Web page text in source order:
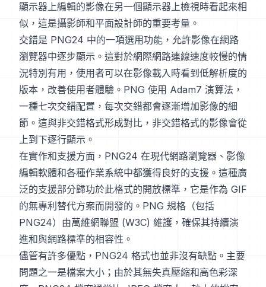
顯示器上編輯的影像在另一個顯示器上檢視時看起來相
似，這是攝影師和平面設計師的重要考量。
交錯是 PNG24 中的一項選用功能，允許影像在網路
瀏覽器中逐步顯示。這對於網際網路連線速度較慢的情
況特別有用，使用者可以在影像載入時看到低解析度的
版本，改善使用者體驗。PNG 使用 Adam7 演算法，
一種七次交錯配置，每次交錯都會逐漸增加影像的細
節。這與非交錯格式形成對比，非交錯格式的影像會從
上到下逐行顯示。
在實作和支援方面，PNG24 在現代網路瀏覽器、影像
編輯軟體和各種作業系統中都獲得良好的支援。這種廣
泛的支援部分歸功於此格式的開放標準，它是作為 GIF
的無專利替代方案而開發的。PNG 規格（包括
PNG24）由萬維網聯盟 (W3C) 維護，確保其持續演
進和與網路標準的相容性。
儘管有許多優點，PNG24 格式也並非沒有缺點。主要
問題之一是檔案大小；由於其無失真壓縮和高色彩深